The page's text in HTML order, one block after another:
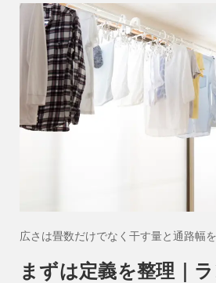
広さは畳数だけでなく干す量と通路幅
まずは定義を整理｜